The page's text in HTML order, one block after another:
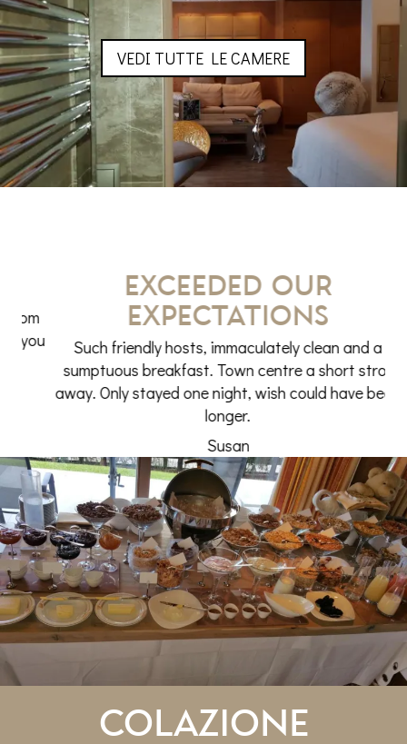
VEDI TUTTE LE CAMERE
Exceeded our
expectations
Such friendly hosts, immaculately clean and a
sumptuous breakfast. Town centre a short stroll
away. Only stayed one night, wish could have been
longer.
Susan
Colazione